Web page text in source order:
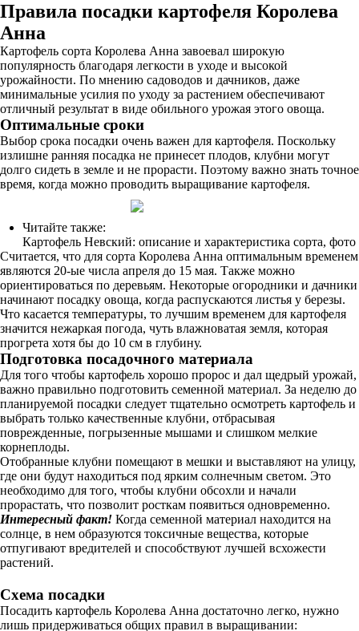
Правила посадки картофеля Королева
Анна
Картофель сорта Королева Анна завоевал широкую
популярность благодаря легкости в уходе и высокой
урожайности. По мнению садоводов и дачников, даже
минимальные усилия по уходу за растением обеспечивают
отличный результат в виде обильного урожая этого овоща.
Оптимальные сроки
Выбор срока посадки очень важен для картофеля. Поскольку
излишне ранняя посадка не принесет плодов, клубни могут
долго сидеть в земле и не прорасти. Поэтому важно знать точное
время, когда можно проводить выращивание картофеля.
Читайте также:
Картофель Невский: описание и характеристика сорта, фото
Считается, что для сорта Королева Анна оптимальным временем
являются 20-ые числа апреля до 15 мая. Также можно
ориентироваться по деревьям. Некоторые огородники и дачники
начинают посадку овоща, когда распускаются листья у березы.
Что касается температуры, то лучшим временем для картофеля
значится нежаркая погода, чуть влажноватая земля, которая
прогрета хотя бы до 10 см в глубину.
Подготовка посадочного материала
Для того чтобы картофель хорошо пророс и дал щедрый урожай,
важно правильно подготовить семенной материал. За неделю до
планируемой посадки следует тщательно осмотреть картофель и
выбрать только качественные клубни, отбрасывая
поврежденные, погрызенные мышами и слишком мелкие
корнеплоды.
Отобранные клубни помещают в мешки и выставляют на улицу,
где они будут находиться под ярким солнечным светом. Это
необходимо для того, чтобы клубни обсохли и начали
прорастать, что позволит росткам появиться одновременно.
Интересный факт! Когда семенной материал находится на
солнце, в нем образуются токсичные вещества, которые
отпугивают вредителей и способствуют лучшей всхожести
растений.
Схема посадки
Посадить картофель Королева Анна достаточно легко, нужно
лишь придерживаться общих правил в выращивании: